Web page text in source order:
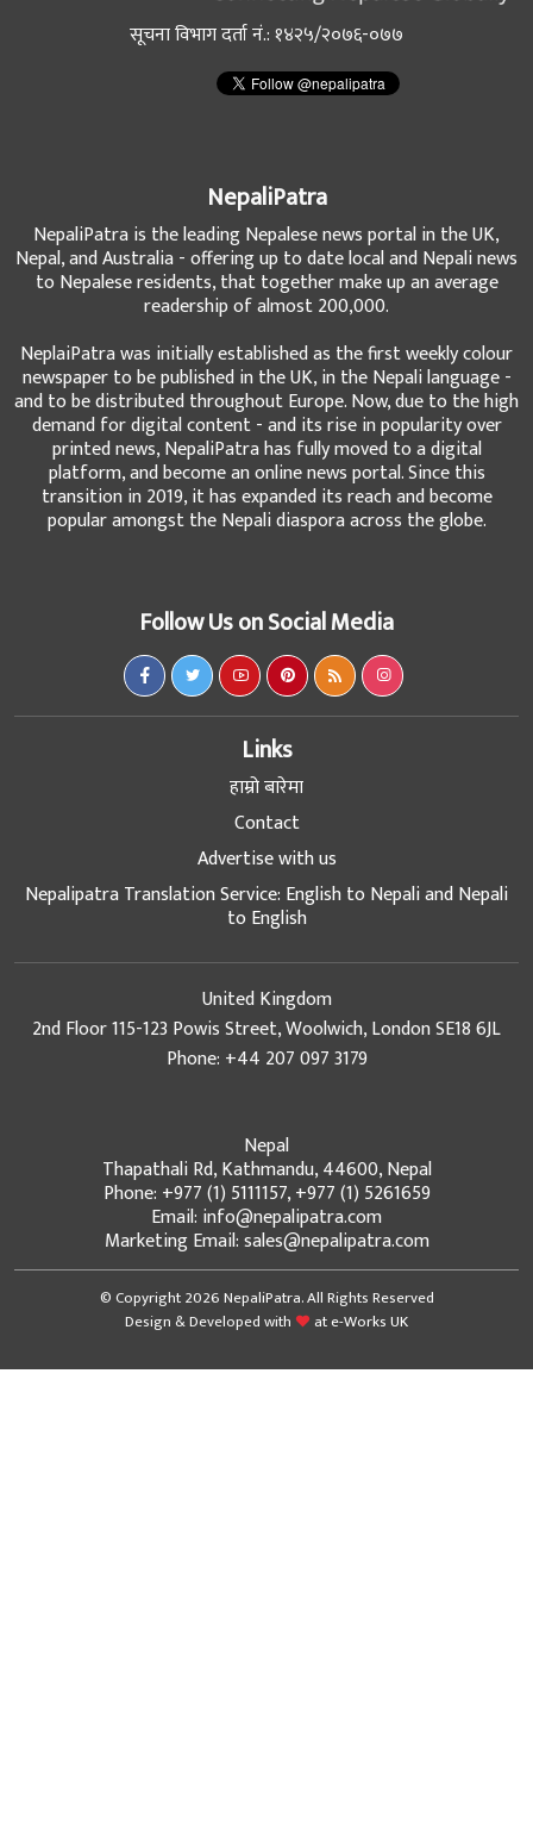
सूचना विभाग दर्ता नं.: १४२५/२०७६-०७७
NepaliPatra
NepaliPatra is the leading Nepalese news portal in the UK,
Nepal, and Australia - offering up to date local and Nepali news
to Nepalese residents, that together make up an average
readership of almost 200,000.
NeplaiPatra was initially established as the first weekly colour
newspaper to be published in the UK, in the Nepali language -
and to be distributed throughout Europe. Now, due to the high
demand for digital content - and its rise in popularity over
printed news, NepaliPatra has fully moved to a digital
platform, and become an online news portal. Since this
transition in 2019, it has expanded its reach and become
popular amongst the Nepali diaspora across the globe.
Follow Us on Social Media
Links
हाम्रो बारेमा
Contact
Advertise with us
Nepalipatra Translation Service: English to Nepali and Nepali
to English
United Kingdom
2nd Floor 115-123 Powis Street, Woolwich, London SE18 6JL
Phone: +44 207 097 3179
Nepal
Thapathali Rd, Kathmandu, 44600, Nepal
Phone: +977 (1) 5111157, +977 (1) 5261659
Email: info@nepalipatra.com
Marketing Email: sales@nepalipatra.com
© Copyright 2026 NepaliPatra. All Rights Reserved
Design & Developed with
ate-Works UK